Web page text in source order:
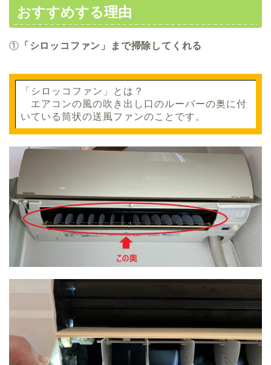
おすすめする理由
① 「シロッコファン」まで掃除してくれる
「シロッコファン」とは？
エアコンの風の吹き出し口のルーバーの奥に付
いている筒状の送風ファンのことです。